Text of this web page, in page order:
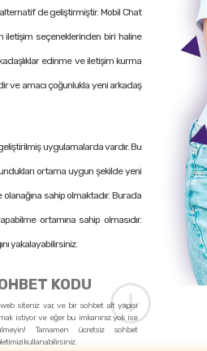
de geliştirmiştir. Mobil Chat
seçeneklerinden biri haline
edinme ve iletişim kurma
ve amacı çoğunlukla yeni arkadaş
uygulamalarda vardır. Bu
ortama uygun şekilde yeni
sahip olmaktadır. Burada
ortamına sahip olmasıdır.
yakalayabilirsiniz.
KODU
siteniz var, ve bir sohbet alt yapısı
istiyor ve eğer bu imkanınız yok ise
Tamamen ücretsiz sohbet
kullanabilirsiniz.